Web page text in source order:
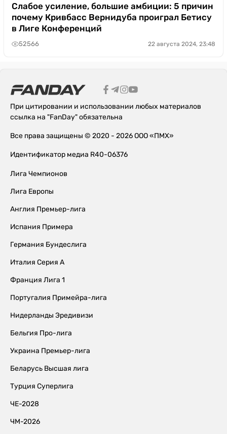
Слабое усиление, большие амбиции: 5 причин
почему Кривбасс Вернидуба проиграл Бетису
в Лиге Конференций
52566 22 августа 2024, 23:48
При цитировании и использовании любых материалов
ссылка на "FanDay" обязательна
Все права защищены © 2020 - 2026 ООО «ПМХ»
Идентификатор медиа R40-06376
Лига Чемпионов
Лига Европы
Англия Премьер-лига
Испания Примера
Германия Бундеслига
Италия Серия А
Франция Лига 1
Португалия Примейра-лига
Нидерланды Эредивизи
Бельгия Про-лига
Украина Премьер-лига
Беларусь Высшая лига
Турция Суперлига
ЧЕ-2028
ЧМ-2026